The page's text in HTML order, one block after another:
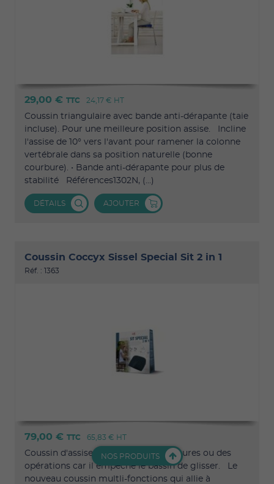
29,00 € TTC 24,17 € HT
Coussin triangulaire avec bande anti-dérapante (taie
incluse). Pour une meilleure position assise. Incline
l'assise de 10° vers l'avant pour ramener la colonne
vertébrale dans sa position naturelle (bonne
courbure). • Bande anti-dérapante pour plus de
stabilité Références1302N, (...)
DÉTAILS AJOUTER
Coussin Coccyx Sissel Special Sit 2 in 1
Réf. : 1363
79,00 € TTC 65,83 € HT
Coussin d'assise idéal après des blessures ou des
opérations car il empêche le bassin de glisser. Le
nouveau coussin multli-fonctions qui allie à
NOS PRODUITS